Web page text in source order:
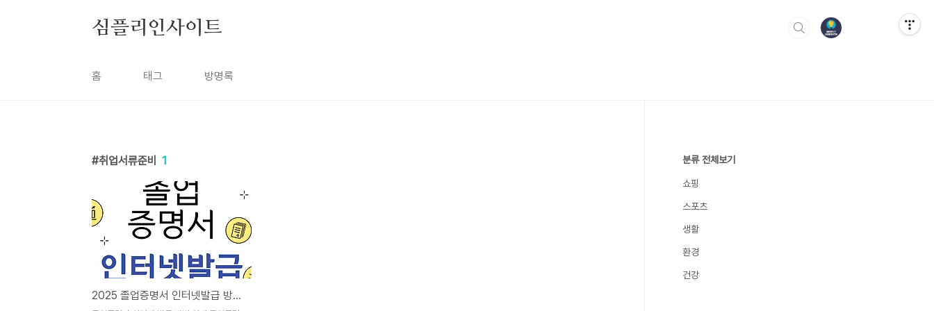
심플리인사이트
홈 태그 방명록
취업서류준비 1
2025 졸업증명서 인터넷발급 방법 취업 및 연말정산 서류
분류 전체보기
쇼핑
스포츠
생활
환경
건강